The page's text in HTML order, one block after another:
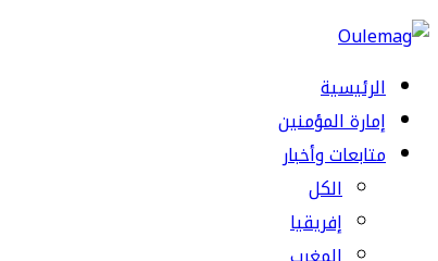
الرئيسية
إمارة المؤمنين
متابعات وأخبار
الكل
إفريقيا